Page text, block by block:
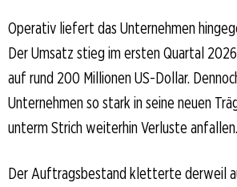
Operativ liefert das Unternehmen
Der Umsatz stieg im ersten Quartal
auf rund 200 Millionen US-Dollar.
Unternehmen so stark in seine neuen
unterm Strich weiterhin Verluste anfallen.
Der Auftragsbestand kletterte derweil